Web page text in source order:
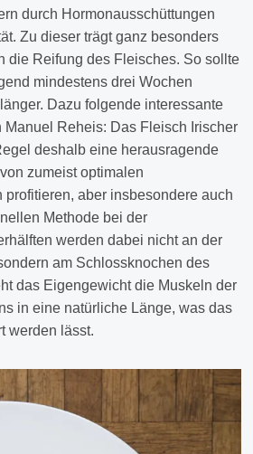
durch Hormonausschüttungen
Zu dieser trägt ganz besonders
die Reifung des Fleisches. So sollte
mindestens drei Wochen
Dazu folgende interessante
Manuel Reheis: Das Fleisch Irischer
deshalb eine herausragende
zumeist optimalen
profitieren, aber insbesondere auch
Methode bei der
werden dabei nicht an der
am Schlossknochen des
das Eigengewicht die Muskeln der
in eine natürliche Länge, was das
werden lässt.